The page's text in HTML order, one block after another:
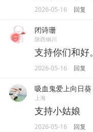
2026-05-16 回复
闭诗珊
陕西铜川
支持你们和好。
2026-05-16 回复
吸血鬼爱上向日葵
上海
支持小姑娘
2026-05-16 回复